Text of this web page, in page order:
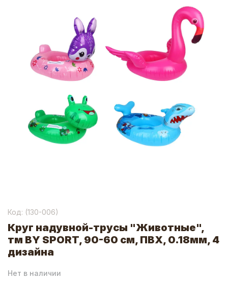
Код: (130-006)
Круг надувной-трусы "Животные",
тм BY SPORT, 90-60 см, ПВХ, 0.18мм, 4
дизайна
Нет в наличии